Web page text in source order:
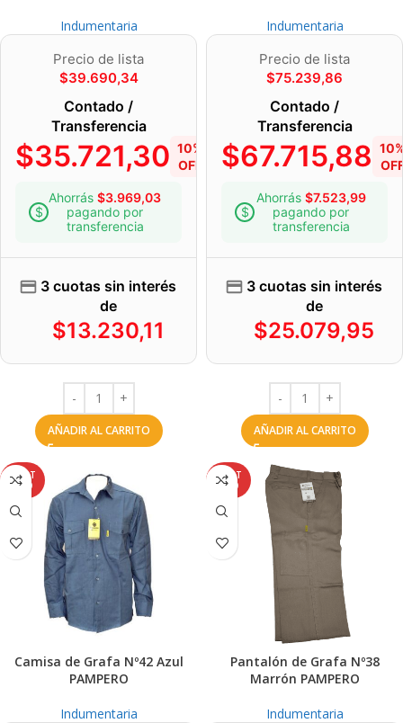
Indumentaria
Precio de lista
$39.690,34
Contado /
Transferencia
$35.721,30 10%
OFF
Ahorrás $3.969,03
pagando por
transferencia
3 cuotas sin interés
de
$13.230,11
AÑADIR AL CARRITO
Indumentaria
Precio de lista
$75.239,86
Contado /
Transferencia
$67.715,88
Ahorrás $7.523,99
pagando por
transferencia
3 cuotas sin interés
de
$25.079,95
AÑADIR AL CARRITO
AGOT
ADO
Camisa de Grafa Nº42 Azul
PAMPERO
Indumentaria
AGOT
ADO
Pantalón de Grafa Nº38
Marrón PAMPERO
Indumentaria